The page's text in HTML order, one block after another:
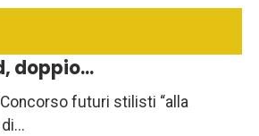
doppio...
futuri stilisti “alla